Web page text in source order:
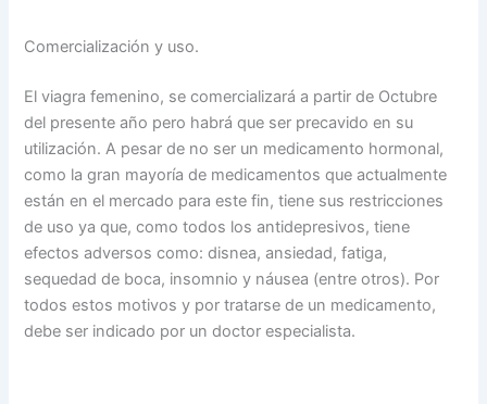
Comercialización y uso.
El viagra femenino, se comercializará a partir de Octubre
del presente año pero habrá que ser precavido en su
utilización. A pesar de no ser un medicamento hormonal,
como la gran mayoría de medicamentos que actualmente
están en el mercado para este fin, tiene sus restricciones
de uso ya que, como todos los antidepresivos, tiene
efectos adversos como: disnea, ansiedad, fatiga,
sequedad de boca, insomnio y náusea (entre otros). Por
todos estos motivos y por tratarse de un medicamento,
debe ser indicado por un doctor especialista.